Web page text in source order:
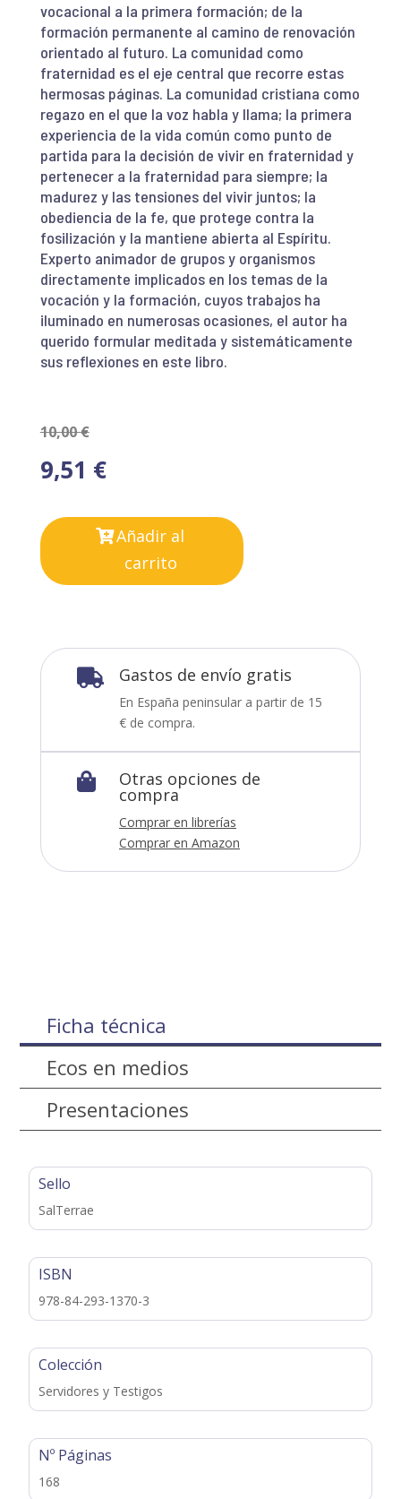
vocacional a la primera formación; de la
formación permanente al camino de renovación
orientado al futuro. La comunidad como
fraternidad es el eje central que recorre estas
hermosas páginas. La comunidad cristiana como
regazo en el que la voz habla y llama; la primera
experiencia de la vida común como punto de
partida para la decisión de vivir en fraternidad y
pertenecer a la fraternidad para siempre; la
madurez y las tensiones del vivir juntos; la
obediencia de la fe, que protege contra la
fosilización y la mantiene abierta al Espíritu.
Experto animador de grupos y organismos
directamente implicados en los temas de la
vocación y la formación, cuyos trabajos ha
iluminado en numerosas ocasiones, el autor ha
querido formular meditada y sistemáticamente
sus reflexiones en este libro.
10,00€
9,51 €
Añadir al
carrito
 Gastos de envío gratis
En España peninsular a partir de 15
€ de compra.
 Otras opciones de
compra
Comprar en librerías
Comprar en Amazon
Ficha técnica
Ecos en medios
Presentaciones
Sello
SalTerrae
ISBN
978-84-293-1370-3
Colección
Servidores y Testigos
Nº Páginas
168